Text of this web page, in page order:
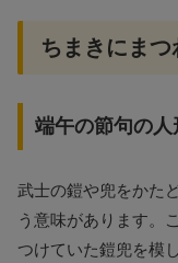
ちまきにまつ
端午の節句の人
武士の鎧や兜をかた
う意味があります。
つけていた鎧兜を模